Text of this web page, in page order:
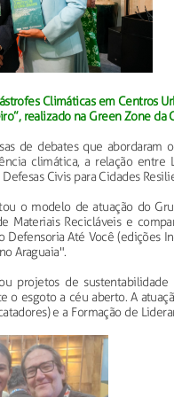
Climáticas em Centros
realizado na Green Zone da
de debates que abordaram
climática, a relação entre
Civis para Cidades
o modelo de atuação do
Materiais Recicláveis e
Até Você (edições
Araguaia".
projetos de
o esgoto a céu aberto. A
e a Formação de